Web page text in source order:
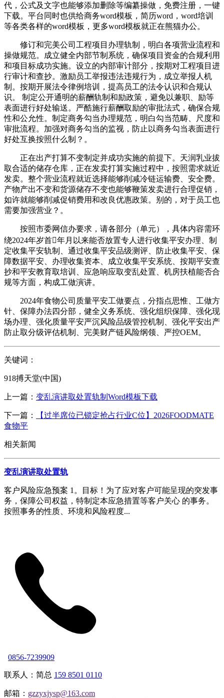
代，公式及文字也能够添加删除等编纂操做，免费注册，一键
下载。平台同时也供给商务word模板，简历word，word培训
等各类各样的word模板，更多word模板就正在熊猫办公。
修订和完美公司工程项目办理轨制，明白各项营业流程和
操做规范。成立健全内部节制系统，确保项目资金的合规利用
和项目标成功实施。设立的内部审计部分，按期对工程项目进
行审计和查抄。激励员工举报违法违规行为，成立举报人机
制。按期开展法令律例培训，提高员工的法令认识和合规认
识。 制定公开通明的薪酬轨制和励政策，避免以兼职、励等
表面进行好处输送。严酷施行薪酬取励的审批法式，确保合规
性和公允性。制定商务勾当办理规范，明白勾当范畴、尺度和
审批流程。加强对商务勾当的监视，防止以商务勾当表面进行
好处互换按照什么制？。
正在出产打算不变制定并成功实施的前提下。天润乳业拔
取合适的储存仓库，正在发卖打算实施过程中，按照需求就近
发卖。整个营业流程就近选择能够削减冷链运输费、安全费。
产物产出不变和货源储存不变也能够鞭策发卖进行合理促销，
如许就能够削减促销费用和改良优惠政策。别的，对于员工也
需要加强营业？。
按照市委网信办要求，请各部分（单元），具体内容需环
绕2024年岁首年月以来能否放置专人进行收集平安办理、制
定收集平安轨制、通过收集平安品级测评、防止收集平安、保
障数据平安、办理收集资本、成立收集平安系统、按期平安查
抄和平安教育取培训、应急响应取变乱处置、机房扶植能否合
规等方面，构成工做演讲。
2024年食物公司质量平安工做要点，分指点思惟、工做方
针、保障办法四分部，健全义务系统、强化组织保障、强化现
场办理、强化质量平安严沉风险品级管控机制、强化平安出产
防止取分级评估机制、完美财产链风险纲领、严控OEM。
关键词：
918搏天堂(中国)
上一篇： 变乱演讲取处置轨制Word模板下载
下一篇：
【过半席位已锁定抢占行业C位】2026FOODMATE
食物平
相关新闻
变乱演讲取处置轨
客户风险应急预案 1。目标！为了应对客户可能呈现的突发事
务，保障公司权益，特制定本应急措置等客户关心 的事务。
按照事务的性质、环境和风险程度...
0856-7239909
联系人：简总 159 8501 0110
邮箱： gzzyxjysp@163.com